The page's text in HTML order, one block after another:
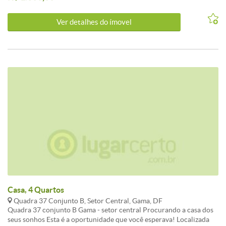
&lt;br&gt; &lt;br&gt; &lt;br&gt; - Cômodos: Área de Serviço,
Cozinha, Banheiro, Cozinha com Armários, Quarto, Quarto com
Ver detalhes do ímovel
Casa, 4 Quartos
Quadra 37 Conjunto B, Setor Central, Gama, DF
Quadra 37 conjunto B Gama - setor central Procurando a casa dos
seus sonhos Esta é a oportunidade que você esperava! Localizada